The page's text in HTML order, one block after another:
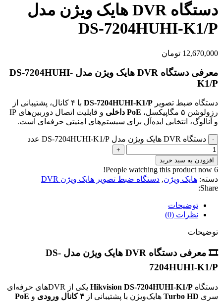
دستگاه DVR هایک ویژن مدل
DS-7204HUHI-K1/P
12,670,000 تومان
معرفی دستگاه DVR هایک ویژن مدل DS-7204HUHI-
K1/P
دستگاه ضبط تصویر DS-7204HUHI-K1/P
با ۴ کانال، پشتیبانی از
رزولوشن ۵ مگاپیکسل،
PoE داخلی
و قابلیت اتصال دوربین‌های IP
و آنالوگ، انتخابی ایده‌آل برای سیستم‌های امنیتی حرفه‌ای است.
- دستگاه DVR هایک ویژن مدل DS-7204HUHI-K1/P عدد
+
افزودن به سبد خرید
6
People watching this product now!
دسته: هایک ویژن, دستگاه ضبط تصویر هایک ویژن DVR
Share:
توضیحات
نظرات (0)
توضیحات
🎞 معرفی دستگاه DVR هایک ویژن مدل DS-
7204HUHI-K1/P
دستگاه Hikvision DS-7204HUHI-K1/P
یکی از DVRهای حرفه‌ای
سری Turbo HD هایک‌ویژن با پشتیبانی از ۴ کانال ورودی و PoE